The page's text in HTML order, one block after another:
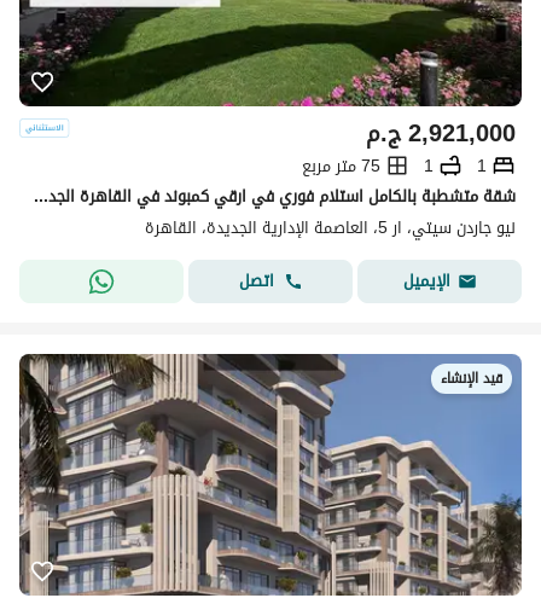
ج.م2,921,000
1
1
75 متر مربع
شقة متشطبة بالكامل استلام فوري في ارقي كمبوند في القاهرة الجديدة به كل المرافق و الخدمات دقائق لمطار العاصمة و الدائري الاوسطي
نيو جاردن سيتي، ار 5، العاصمة الإدارية الجديدة، القاهرة
الإيميل
اتصل
قيد الإنشاء